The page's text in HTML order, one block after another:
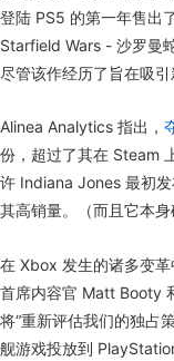
登陆 PS5 的第一年售出
Starfield Wars - 沙罗曼
尽管该作经历了旨在吸引
Alinea Analytics 指出，
份，超过了其在 Steam
许 Indiana Jones 最初
其高销量。（而且它本身
在 Xbox 发生的诸多变
首席内容官 Matt Booty
将“重新评估我们的独占
舰游戏投放到